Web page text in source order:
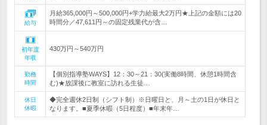
給与
月給365,000円～500,000円+学力給最大2万円★上記の金額には20
時間分／47,611円～の固定残業代が含…
初年度
年収
430万円～540万円
勤務
時間
【個別指導塾WAYS】12：30～21：30(実働8時間、休憩1時間含
む)★放課後に教室に訪れる生徒…
休日
休暇
◆完全週休2日制（シフト制）※日曜日と、月～土の1日が休日と
なります。■夏季休暇（5日程度）■年末年…